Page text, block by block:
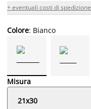
+ eventuali costi di spedizione
Colore: Bianco
Misura
21x30